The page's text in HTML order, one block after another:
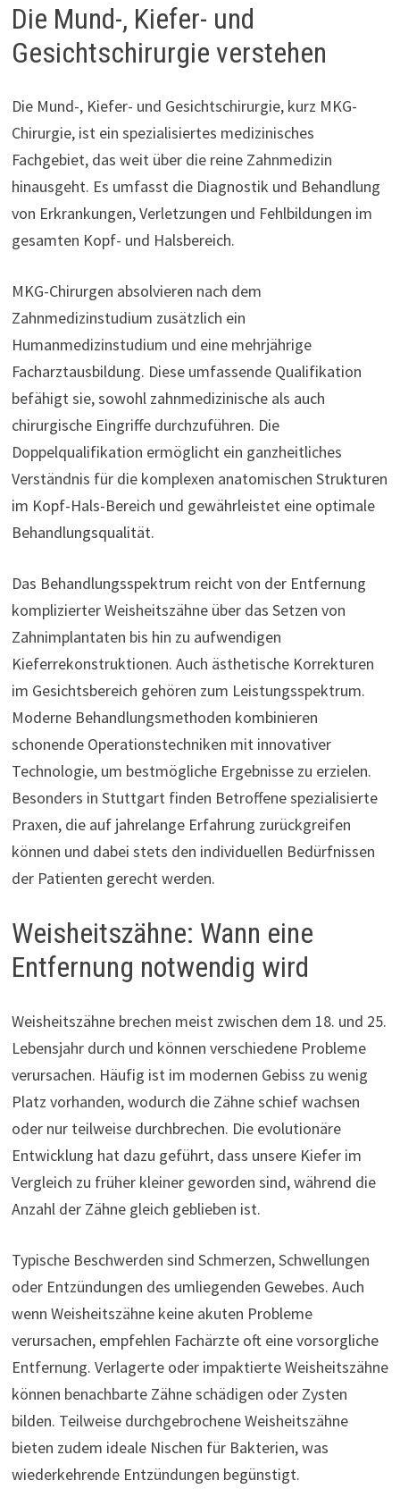
Die Mund-, Kiefer- und
Gesichtschirurgie verstehen
Die Mund-, Kiefer- und Gesichtschirurgie, kurz MKG-
Chirurgie, ist ein spezialisiertes medizinisches
Fachgebiet, das weit über die reine Zahnmedizin
hinausgeht. Es umfasst die Diagnostik und Behandlung
von Erkrankungen, Verletzungen und Fehlbildungen im
gesamten Kopf- und Halsbereich.
MKG-Chirurgen absolvieren nach dem
Zahnmedizinstudium zusätzlich ein
Humanmedizinstudium und eine mehrjährige
Facharztausbildung. Diese umfassende Qualifikation
befähigt sie, sowohl zahnmedizinische als auch
chirurgische Eingriffe durchzuführen. Die
Doppelqualifikation ermöglicht ein ganzheitliches
Verständnis für die komplexen anatomischen Strukturen
im Kopf-Hals-Bereich und gewährleistet eine optimale
Behandlungsqualität.
Das Behandlungsspektrum reicht von der Entfernung
komplizierter Weisheitszähne über das Setzen von
Zahnimplantaten bis hin zu aufwendigen
Kieferrekonstruktionen. Auch ästhetische Korrekturen
im Gesichtsbereich gehören zum Leistungsspektrum.
Moderne Behandlungsmethoden kombinieren
schonende Operationstechniken mit innovativer
Technologie, um bestmögliche Ergebnisse zu erzielen.
Besonders in Stuttgart finden Betroffene spezialisierte
Praxen, die auf jahrelange Erfahrung zurückgreifen
können und dabei stets den individuellen Bedürfnissen
der Patienten gerecht werden.
Weisheitszähne: Wann eine
Entfernung notwendig wird
Weisheitszähne brechen meist zwischen dem 18. und 25.
Lebensjahr durch und können verschiedene Probleme
verursachen. Häufig ist im modernen Gebiss zu wenig
Platz vorhanden, wodurch die Zähne schief wachsen
oder nur teilweise durchbrechen. Die evolutionäre
Entwicklung hat dazu geführt, dass unsere Kiefer im
Vergleich zu früher kleiner geworden sind, während die
Anzahl der Zähne gleich geblieben ist.
Typische Beschwerden sind Schmerzen, Schwellungen
oder Entzündungen des umliegenden Gewebes. Auch
wenn Weisheitszähne keine akuten Probleme
verursachen, empfehlen Fachärzte oft eine vorsorgliche
Entfernung. Verlagerte oder impaktierte Weisheitszähne
können benachbarte Zähne schädigen oder Zysten
bilden. Teilweise durchgebrochene Weisheitszähne
bieten zudem ideale Nischen für Bakterien, was
wiederkehrende Entzündungen begünstigt.